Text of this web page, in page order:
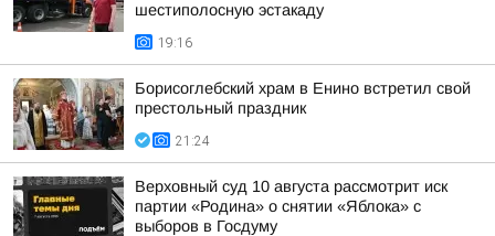
шестиполосную эстакаду
19:16
Борисоглебский храм в Енино встретил свой
престольный праздник
21:24
Верховный суд 10 августа рассмотрит иск
партии «Родина» о снятии «Яблока» с
выборов в Госдуму